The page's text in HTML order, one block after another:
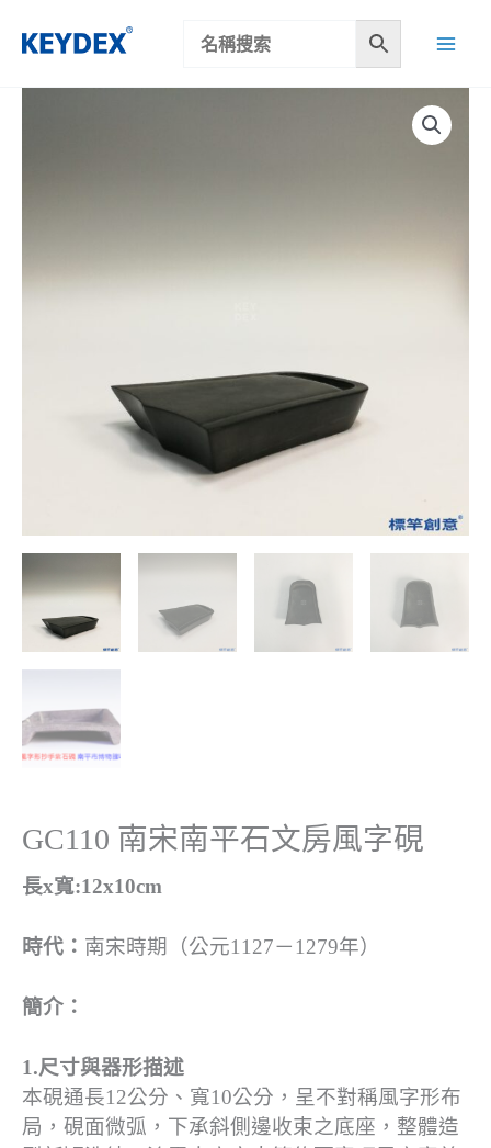
GC110 南宋南平石文房風字硯
長x寬:12x10cm
時代： 南宋時期（公元1127－1279年）
簡介：
1.尺寸與器形描述
本硯通長12公分、寬10公分，呈不對稱風字形布
局，硯面微弧，下承斜側邊收束之底座，整體造